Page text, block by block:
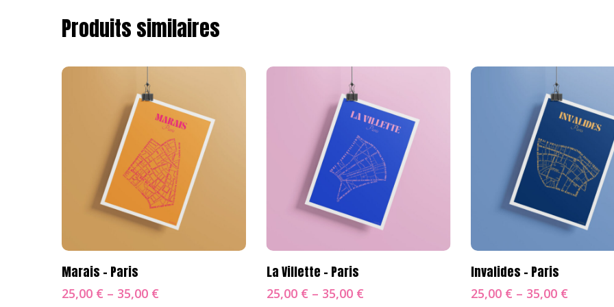
Produits similaires
Choix Des Options
Marais – Paris
25,00 € – 35,00 €
Choix Des Options
La Villette – Paris
25,00 € – 35,00 €
Choix Des Options
Invalides – Paris
25,00 € – 35,00 €